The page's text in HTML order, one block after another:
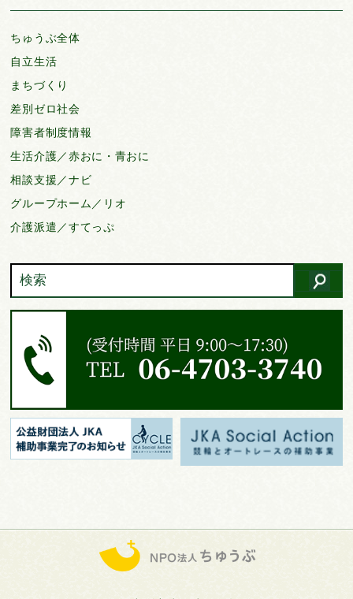
ちゅうぶ全体
自立生活
まちづくり
差別ゼロ社会
障害者制度情報
生活介護／赤おに・青おに
相談支援／ナビ
グループホーム／リオ
介護派遣／すてっぷ